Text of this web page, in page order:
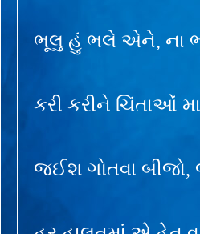
ભૂલુ હું ભલે એને, ના
કરી કરીને ચિંતાઓં
જઈશ ગોતવા બીજો,